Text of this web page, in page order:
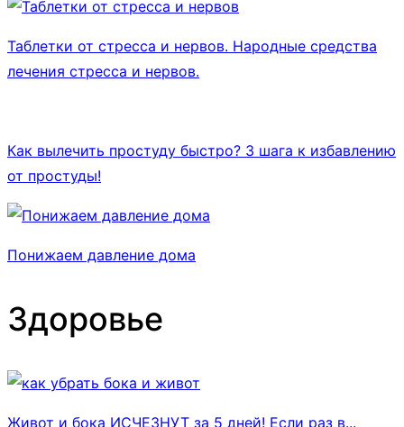
Таблетки от стресса и нервов. Народные средства
лечения стресса и нервов.
Как вылечить простуду быстро? 3 шага к избавлению
от простуды!
Понижаем давление дома
Здоровье
Живот и бока ИСЧЕЗНУТ за 5 дней! Если раз в...